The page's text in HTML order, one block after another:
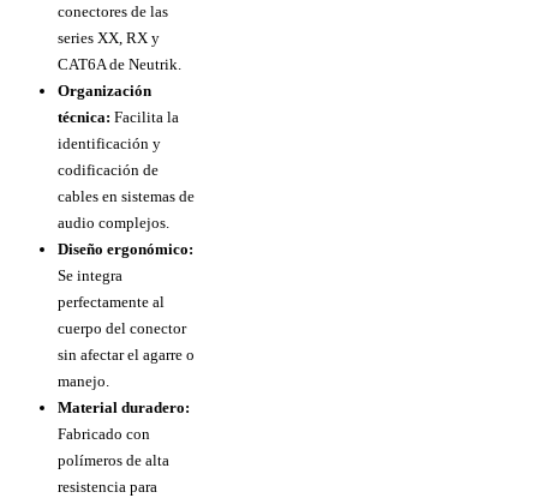
conectores de las
series XX, RX y
CAT6A de Neutrik.
Organización
técnica: Facilita la
identificación y
codificación de
cables en sistemas de
audio complejos.
Diseño ergonómico:
Se integra
perfectamente al
cuerpo del conector
sin afectar el agarre o
manejo.
Material duradero:
Fabricado con
polímeros de alta
resistencia para